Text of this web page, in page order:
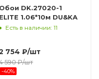
Обои DK.27020-1
ELITE 1.06*10м DU&KA
Есть в наличии: 11
754 ₽/шт
590₽/шт
-40%